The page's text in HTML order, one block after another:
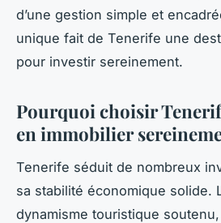
d’une gestion simple et
unique fait de Tenerife une
pour investir sereinement.
Pourquoi choisir
en immobilier
Tenerife séduit de nombreux
sa stabilité économique solide.
dynamisme touristique